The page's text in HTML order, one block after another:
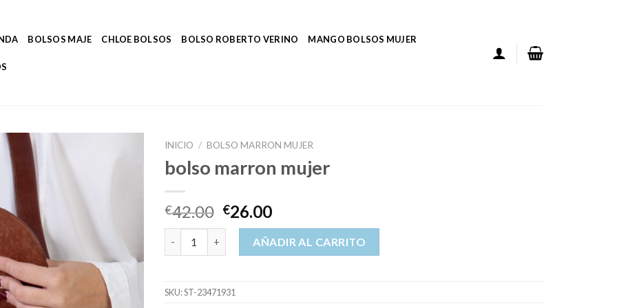
BOLSOS MAJE CHLOE BOLSOS BOLSO ROBERTO VERINO MANGO BOLSOS MUJER
INICIO / BOLSO MARRON MUJER
bolso marron mujer
€42.00 €26.00
bolso marron mujer cantidadAÑADIR AL CARRITO
SKU:ST-23471931